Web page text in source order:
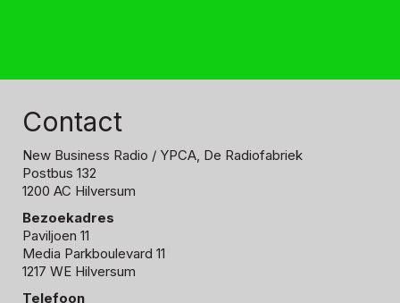
Contact
New Business Radio / YPCA, De Radiofabriek
Postbus 132
1200 AC Hilversum
Bezoekadres
Paviljoen 11
Media Parkboulevard 11
1217 WE Hilversum
Telefoon